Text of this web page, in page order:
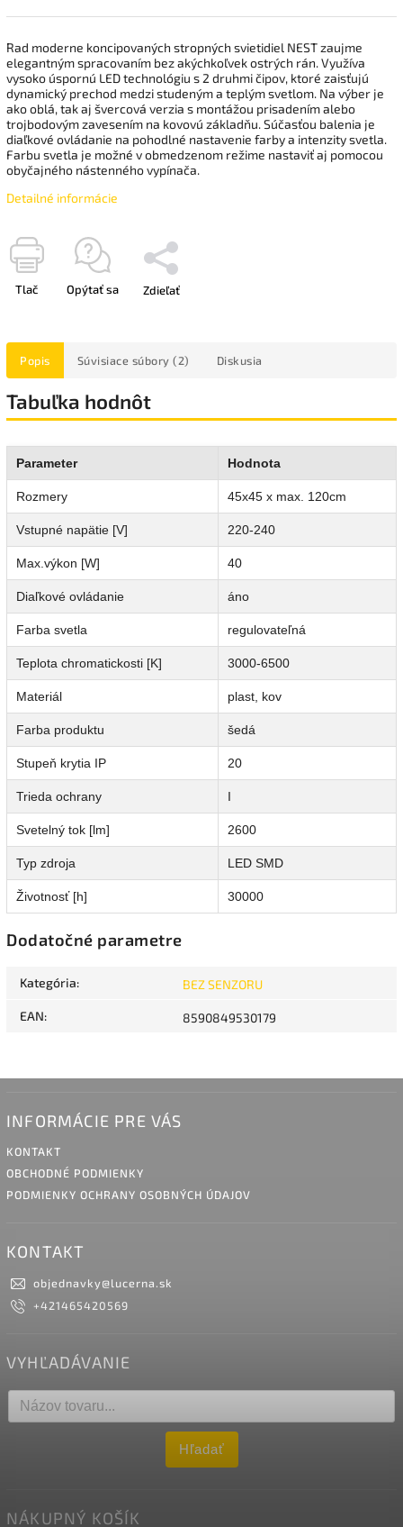
Rad moderne koncipovaných stropných svietidiel NEST zaujme
elegantným spracovaním bez akýchkoľvek ostrých rán. Využíva
vysoko úspornú LED technológiu s 2 druhmi čipov, ktoré zaisťujú
dynamický prechod medzi studeným a teplým svetlom. Na výber je
ako oblá, tak aj švercová verzia s montážou prisadením alebo
trojbodovým zavesením na kovovú základňu. Súčasťou balenia je
diaľkové ovládanie na pohodlné nastavenie farby a intenzity svetla.
Farbu svetla je možné v obmedzenom režime nastaviť aj pomocou
obyčajného nástenného vypínača.
Detailné informácie
Tlač Opýtať sa Zdieľať
Popis Súvisiace súbory (2) Diskusia
Tabuľka hodnôt
Parameter Hodnota
Rozmery 45x45 x max. 120cm
Vstupné napätie [V] 220-240
Max.výkon [W] 40
Diaľkové ovládanie áno
Farba svetla regulovateľná
Teplota chromatickosti [K] 3000-6500
Materiál plast, kov
Farba produktu šedá
Stupeň krytia IP 20
Trieda ochrany I
Svetelný tok [lm] 2600
Typ zdroja LED SMD
Životnosť [h] 30000
Dodatočné parametre
Kategória: BEZ SENZORU
EAN: 8590849530179
INFORMÁCIE PRE VÁS
KONTAKT
OBCHODNÉ PODMIENKY
PODMIENKY OCHRANY OSOBNÝCH ÚDAJOV
KONTAKT
objednavky@lucerna.sk
+421465420569
VYHĽADÁVANIE
Hľadať
NÁKUPNÝ KOŠÍK